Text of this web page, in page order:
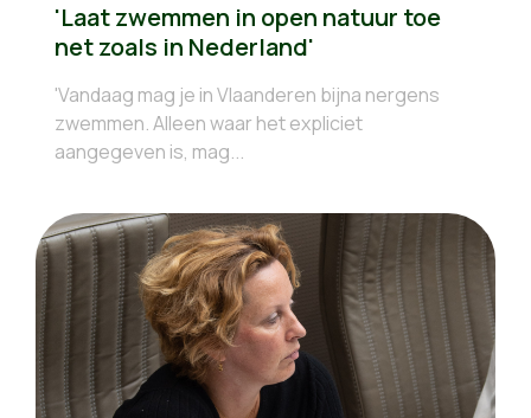
'Laat zwemmen in open natuur toe
net zoals in Nederland'
'Vandaag mag je in Vlaanderen bijna nergens
zwemmen. Alleen waar het expliciet
aangegeven is, mag...